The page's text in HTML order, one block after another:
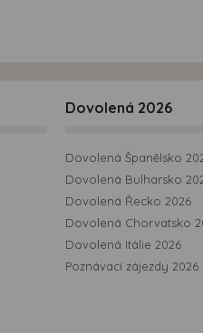
Dovolená 2026
Dovolená Španělsko
Dovolená Bulharsko
Dovolená Řecko 2026
Dovolená Chorvatsko
Dovolená Itálie 2026
Poznávací zájezdy 2026